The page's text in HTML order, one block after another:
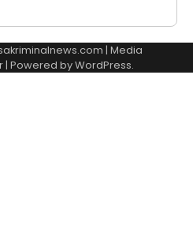
| Media
| Powered byWordPress.